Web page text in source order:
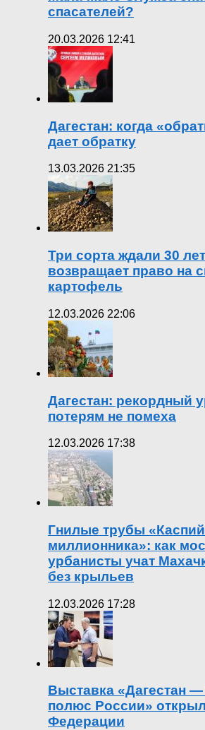
спасателей?
20.03.2026 12:41
Дагестан: когда
дает обратку
13.03.2026 21:35
Три сорта ждали 30
возвращает право на
картофель
12.03.2026 22:06
Дагестан: рекордный
потерям не помеха
12.03.2026 17:38
Гнилые трубы
миллионника»: как
урбанисты учат
без крыльев
12.03.2026 17:28
Выставка «Дагестан
полюс России»
Федерации